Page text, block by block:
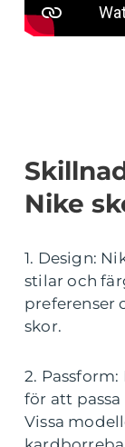
Nike
1. Design:
stilar och
preferenser
skor.
2.
för att
Vissa